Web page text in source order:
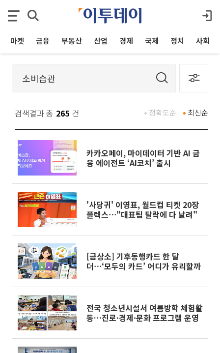
마켓 금융 부동산 산업 경제 국제 정치 사회
검색결과 총 265 건 최신순
정확도순
카카오페이, 마이데이터 기반 AI 금
융 에이전트 ‘AI코치’ 출시
'사당귀' 이영표, 월드컵 티켓 20장
플렉스⋯"대표팀 탈락에 다 날려"
[금상소] 기후동행카드 한 달
더⋯‘모두의 카드’ 어디가 유리할까
전국 청소년시설서 여름방학 체험활
동…진로·경제·문화 프로그램 운영